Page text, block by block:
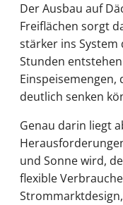
Der Ausbau auf
Freiflächen sorgt
stärker ins
Stunden
deutlich senken
Genau darin liegt
und Sonne wird,
flexible